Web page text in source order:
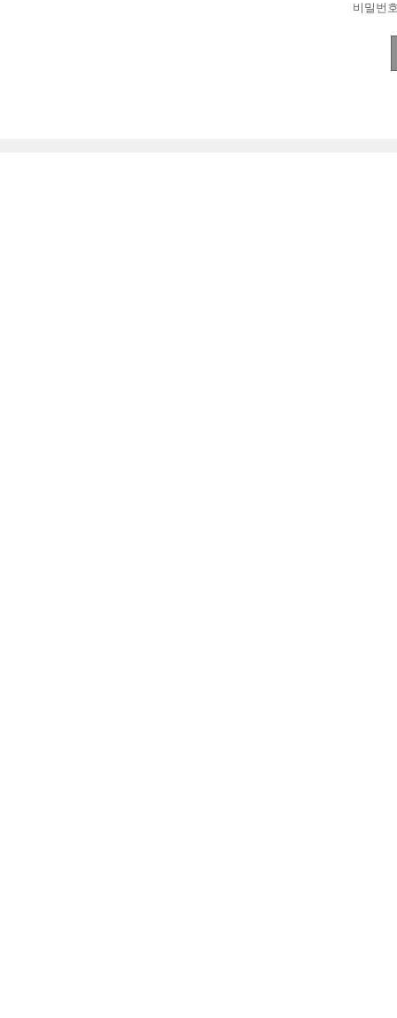
비밀번